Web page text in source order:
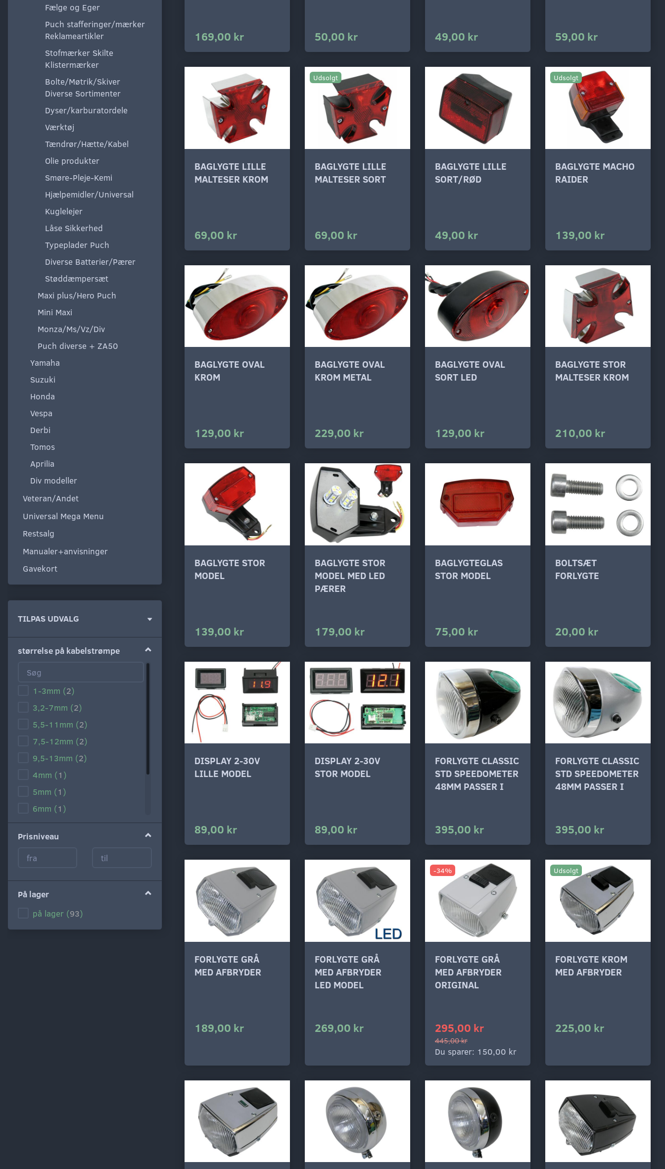
Fælge og Eger
Puch stafferinger/mærker
Reklameartikler
Stofmærker Skilte
Klistermærker
Bolte/Møtrik/Skiver
Diverse Sortimenter
Dyser/karburatordele
Værktøj
Tændrør/Hætte/Kabel
Olie produkter
Smøre-Pleje-Kemi
Hjælpemidler/Universal
Kuglelejer
Låse Sikkerhed
Typeplader Puch
Diverse Batterier/Pærer
Støddæmpersæt
Maxi plus/Hero Puch
Mini Maxi
Monza/Ms/Vz/Div
Puch diverse + ZA50
Yamaha
Suzuki
Honda
Vespa
Derbi
Tomos
Aprilia
Div modeller
Veteran/Andet
Universal Mega Menu
Restsalg
Manualer+anvisninger
Gavekort
TILPAS UDVALG
størrelse på kabelstrømpe
1-3mm (2)
3,2-7mm (2)
5,5-11mm (2)
7,5-12mm (2)
9,5-13mm (2)
4mm (1 )
5mm (1 )
6mm (1 )
8mm(1)
10mm
12mm
Prisniveau
På lager
på lager (93)
169,00 kr 50,00 kr 49,00 kr 59,00 kr
BAGLYGTE LILLE
MALTESER KROM
69,00 kr
Udsolgt
BAGLYGTE LILLE
MALTESER SORT
69,00 kr
BAGLYGTE LILLE
SORT/RØD
49,00 kr
Udsolgt
BAGLYGTE MACHO
RAIDER
139,00 kr
BAGLYGTE OVAL
KROM
129,00 kr
BAGLYGTE OVAL
KROM METAL
229,00 kr
BAGLYGTE OVAL
SORT LED
129,00 kr
BAGLYGTE STOR
MALTESER KROM
210,00 kr
BAGLYGTE STOR
MODEL
139,00 kr
BAGLYGTE STOR
MODEL MED LED
PÆRER
179,00 kr
BAGLYGTEGLAS
STOR MODEL
75,00 kr
BOLTSÆT
FORLYGTE
20,00 kr
DISPLAY 2-30V
LILLE MODEL
89,00 kr
DISPLAY 2-30V
STOR MODEL
89,00 kr
FORLYGTE CLASSIC
STD SPEEDOMETER
48MM PASSER I
395,00 kr
FORLYGTE CLASSIC
STD SPEEDOMETER
48MM PASSER I
395,00 kr
FORLYGTE GRÅ
MED AFBRYDER
189,00 kr
FORLYGTE GRÅ
MED AFBRYDER
LED MODEL
269,00 kr
-34%
FORLYGTE GRÅ
MED AFBRYDER
ORIGINAL
295,00 kr
445,00 kr
Du sparer: 150,00 kr
Udsolgt
FORLYGTE KROM
MED AFBRYDER
225,00 kr